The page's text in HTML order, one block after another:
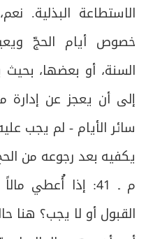
الاستطاعة البذلية.
خصوص أيام الحجّ
السنة، أو بعضها،
إلى أن يعجز عن
سائر الأيام - لم يجب
يكفيه بعد رجوعه من
م ـ 41: إذا أُعطي
القبول أو لا يجب؟ هنا
ص
62 فرعٌ: في آداب
ص
63 المبحث السادس:
64 الأول: المبيت بمنى
ص فرعٌ: في آداب منى
ص
66 الثاني: في رمي
ص
67 فرع: في طواف